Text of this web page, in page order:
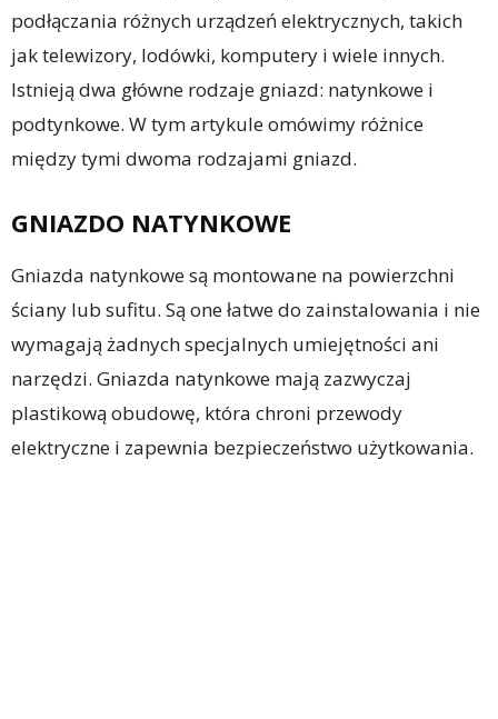
podłączania różnych urządzeń elektrycznych, takich
jak telewizory, lodówki, komputery i wiele innych.
Istnieją dwa główne rodzaje gniazd: natynkowe i
podtynkowe. W tym artykule omówimy różnice
między tymi dwoma rodzajami gniazd.
GNIAZDO NATYNKOWE
Gniazda natynkowe są montowane na powierzchni
ściany lub sufitu. Są one łatwe do zainstalowania i nie
wymagają żadnych specjalnych umiejętności ani
narzędzi. Gniazda natynkowe mają zazwyczaj
plastikową obudowę, która chroni przewody
elektryczne i zapewnia bezpieczeństwo użytkowania.